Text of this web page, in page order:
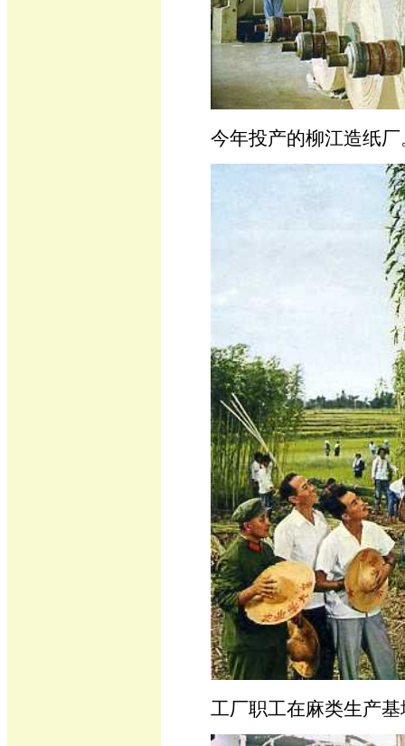
今年投产的柳江造纸厂
工厂职工在麻类生产